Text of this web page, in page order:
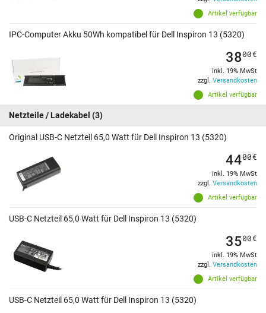
Artikel verfügbar
IPC-Computer Akku 50Wh kompatibel für Dell Inspiron 13 (5320)
Artikel verfügbar
3800€
inkl. 19% MwSt
zzgl. Versandkosten
Netzteile / Ladekabel (3)
Original USB-C Netzteil 65,0 Watt für Dell Inspiron 13 (5320)
Artikel verfügbar
4400€
inkl. 19% MwSt
zzgl. Versandkosten
USB-C Netzteil 65,0 Watt für Dell Inspiron 13 (5320)
Artikel verfügbar
3500€
inkl. 19% MwSt
zzgl. Versandkosten
USB-C Netzteil 65,0 Watt für Dell Inspiron 13 (5320)